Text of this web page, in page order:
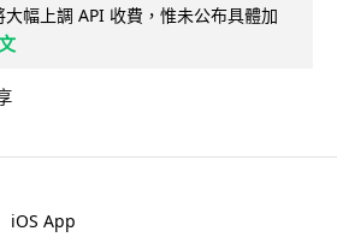
幅上調 API 收費，惟未公布具體加
iOS App